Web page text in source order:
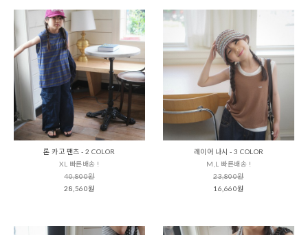
론 카고 팬츠 - 2 COLOR
XL 빠른배송 !
40,800원
28,560원
레이어 나시 - 3 COLOR
M,L 빠른배송 !
23,800원
16,660원